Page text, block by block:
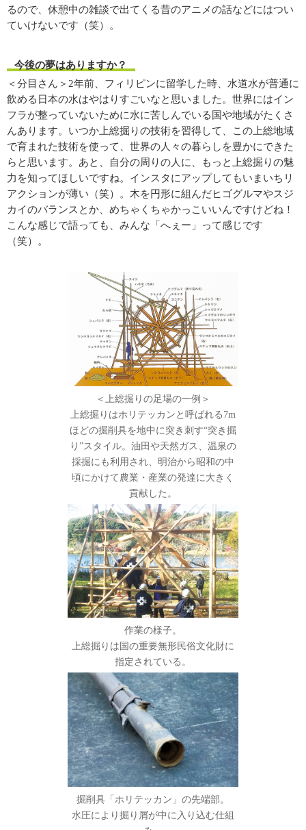
るので、休憩中の雑談で出てくる昔のアニメの話などにはつい
ていけないです（笑）。
今後の夢はありますか？
＜分目さん＞2年前、フィリピンに留学した時、水道水が普通に
飲める日本の水はやはりすごいなと思いました。世界にはイン
フラが整っていないために水に苦しんでいる国や地域がたくさ
んあります。いつか上総掘りの技術を習得して、この上総地域
で育まれた技術を使って、世界の人々の暮らしを豊かにできた
らと思います。あと、自分の周りの人に、もっと上総掘りの魅
力を知ってほしいですね。インスタにアップしてもいまいちリ
アクションが薄い（笑）。木を円形に組んだヒゴグルマやスジ
カイのバランスとか、めちゃくちゃかっこいいんですけどね！
こんな感じで語っても、みんな「へぇー」って感じです
（笑）。
＜上総掘りの足場の一例＞
上総掘りはホリテッカンと呼ばれる7m
ほどの掘削具を地中に突き刺す“突き掘
り”スタイル。油田や天然ガス、温泉の
採掘にも利用され、明治から昭和の中
頃にかけて農業・産業の発達に大きく
貢献した。
作業の様子。
上総掘りは国の重要無形民俗文化財に
指定されている。
掘削具「ホリテッカン」の先端部。
水圧により掘り屑が中に入り込む仕組